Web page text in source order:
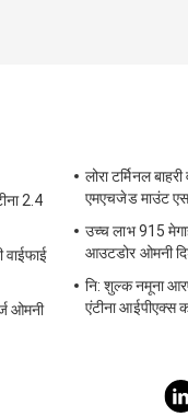
2.4
ओमनी
लोरा टर्मिनल
एमएचजेड माउंट
उच्च लाभ 915
आउटडोर ओमनी
नि: शुल्क नमूना
एंटीना आईपीएक्स